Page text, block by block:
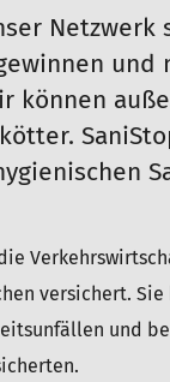
und
können
versichert.
und